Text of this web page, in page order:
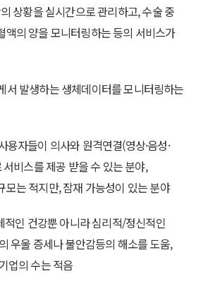
상황을 실시간으로 관리하고, 수술 중
액의 양을 모니터링하는 등의 서비스가
서 발생하는 생체데이터를 모니터링하는
자들이 의사와 원격연결(영상·음성·
비스를 제공 받을 수 있는 분야,
모는 적지만, 잠재 가능성이 있는 분야
인 건강뿐 아니라 심리적/정신적인
우울 증세나 불안감등의 해소를 도움,
업의 수는 적음